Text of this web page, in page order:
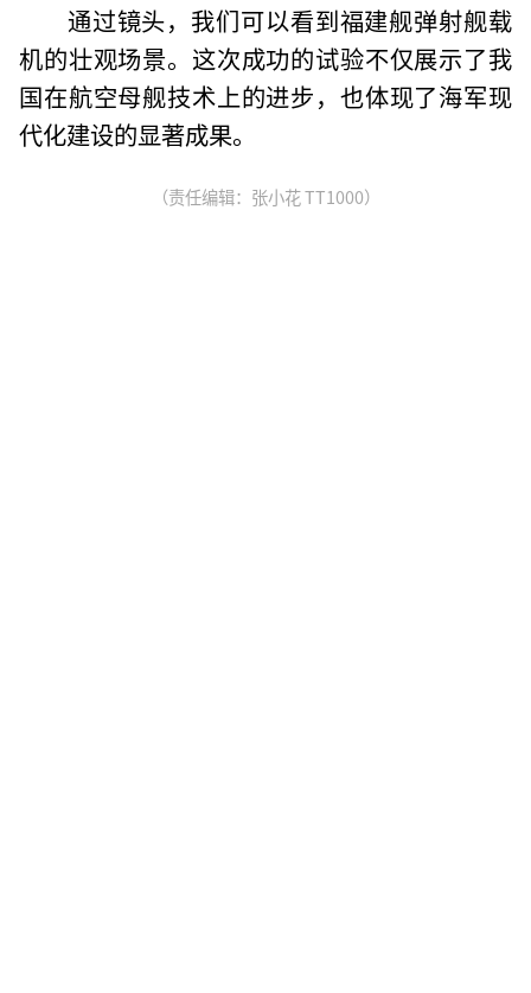
通过镜头，我们可以看到福建舰弹射舰载
机的壮观场景。这次成功的试验不仅展示了我
国在航空母舰技术上的进步，也体现了海军现
代化建设的显著成果。
（责任编辑：张小花 TT1000）